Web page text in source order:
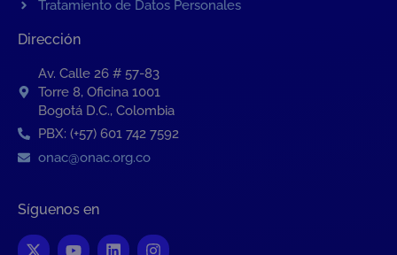
Tratamiento de Datos Personales
Dirección
Av. Calle 26 # 57-83
Torre 8, Oficina 1001
Bogotá D.C., Colombia
PBX: (+57) 601 742 7592
onac@onac.org.co
Síguenos en